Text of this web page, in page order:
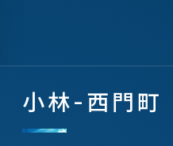
小林-西門町